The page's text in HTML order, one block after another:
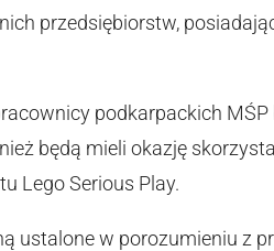
przedsiębiorstw,
podkarpackich
będą mieli okazję
Lego Serious Play.
ustalone w porozumieniu z